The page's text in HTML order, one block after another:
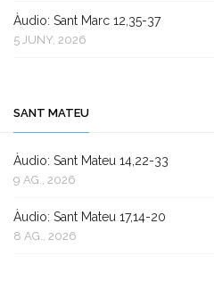
Àudio: Sant Marc 12,35-37
5 JUNY, 2026
SANT MATEU
Àudio: Sant Mateu 14,22-33
9 AG., 2026
Àudio: Sant Mateu 17,14-20
8 AG., 2026